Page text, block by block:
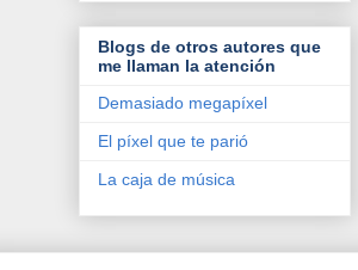
Blogs de otros autores que
me llaman la atención
Demasiado megapíxel
El píxel que te parió
La caja de música